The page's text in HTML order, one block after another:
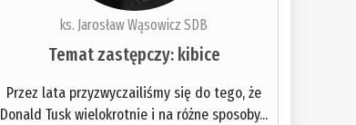
ks. Jarosław Wąsowicz SDB
Temat zastępczy: kibice
Przez lata przyzwyczailiśmy się do tego, że
Donald Tusk wielokrotnie i na różne sposoby...